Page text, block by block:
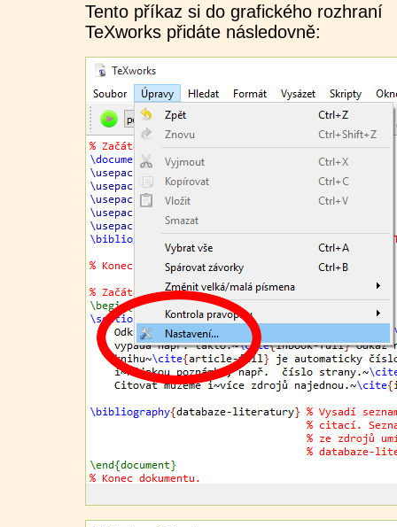
Tento příkaz si do grafického rozhraní
TeXworks přidáte následovně: